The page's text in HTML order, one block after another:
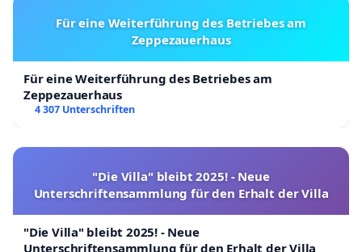
Für eine Weiterführung des Betriebes am
Zeppezauerhaus
Für eine Weiterführung des Betriebes am
Zeppezauerhaus
4 307 Unterschriften
"Die Villa" bleibt 2025! - Neue
Unterschriftensammlung für den Erhalt der Villa
"Die Villa" bleibt 2025! - Neue
Unterschriftensammlung für den Erhalt der Villa